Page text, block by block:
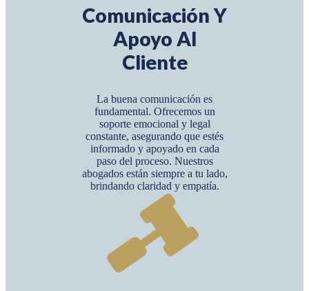
Comunicación Y
Apoyo Al
Cliente
La buena comunicación es
fundamental. Ofrecemos un
soporte emocional y legal
constante, asegurando que estés
informado y apoyado en cada
paso del proceso. Nuestros
abogados están siempre a tu lado,
brindando claridad y empatía.